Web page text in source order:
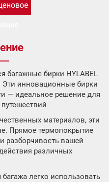
багажные бирки HYLABEL
Эти инновационные бирки
— идеальное решение для
материалов, эти
Прямое термопокрытие
разборчивость вашей
различных
легко использовать